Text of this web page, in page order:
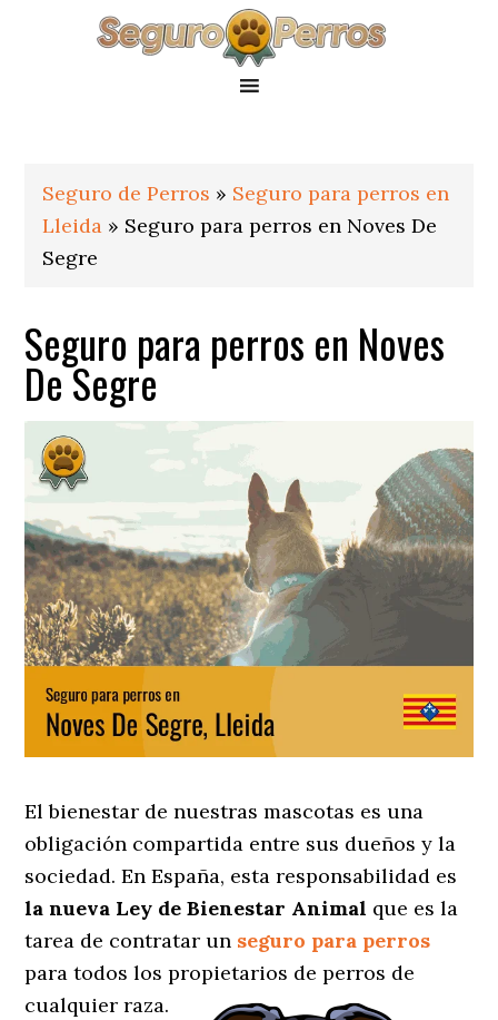
Seguro de Perros » Seguro para perros en
Lleida » Seguro para perros en Noves De
Segre
Seguro para perros en Noves
De Segre
El bienestar de nuestras mascotas es una
obligación compartida entre sus dueños y la
sociedad. En España, esta responsabilidad es
la nueva Ley de Bienestar Animal que es la
tarea de contratar un seguro para perros
para todos los propietarios de perros de
cualquier raza.